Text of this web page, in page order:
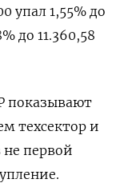
упал 1,55% до
до 11.360,58
показывают
техсектор и
не первой